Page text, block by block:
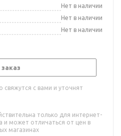
Нет в наличии
Нет в наличии
Нет в наличии
с вами и уточнят
только для интернет-
и может отличаться от цен в
магазинах